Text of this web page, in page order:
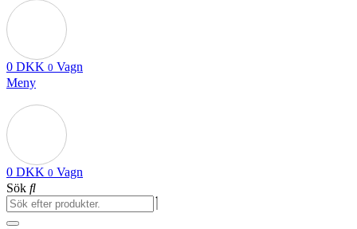
0 DKK 0 Vagn
Meny
0 DKK 0 Vagn
Sök